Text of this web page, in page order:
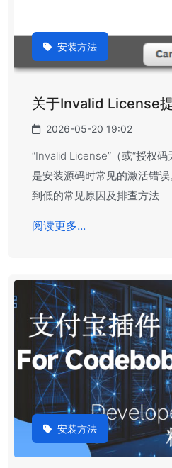
安装方法
关于Invalid License
2026-05-20 19:02
“Invalid License”（或“授权码
是安装源码时常见的激活错
到低的常见原因及排查方法
阅读更多...
安装方法